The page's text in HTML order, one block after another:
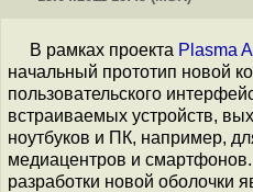
В рамках проекта Plasma
начальный прототип новой
пользовательского
встраиваемых устройств,
ноутбуков и ПК, например,
медиацентров и
разработки новой оболочки